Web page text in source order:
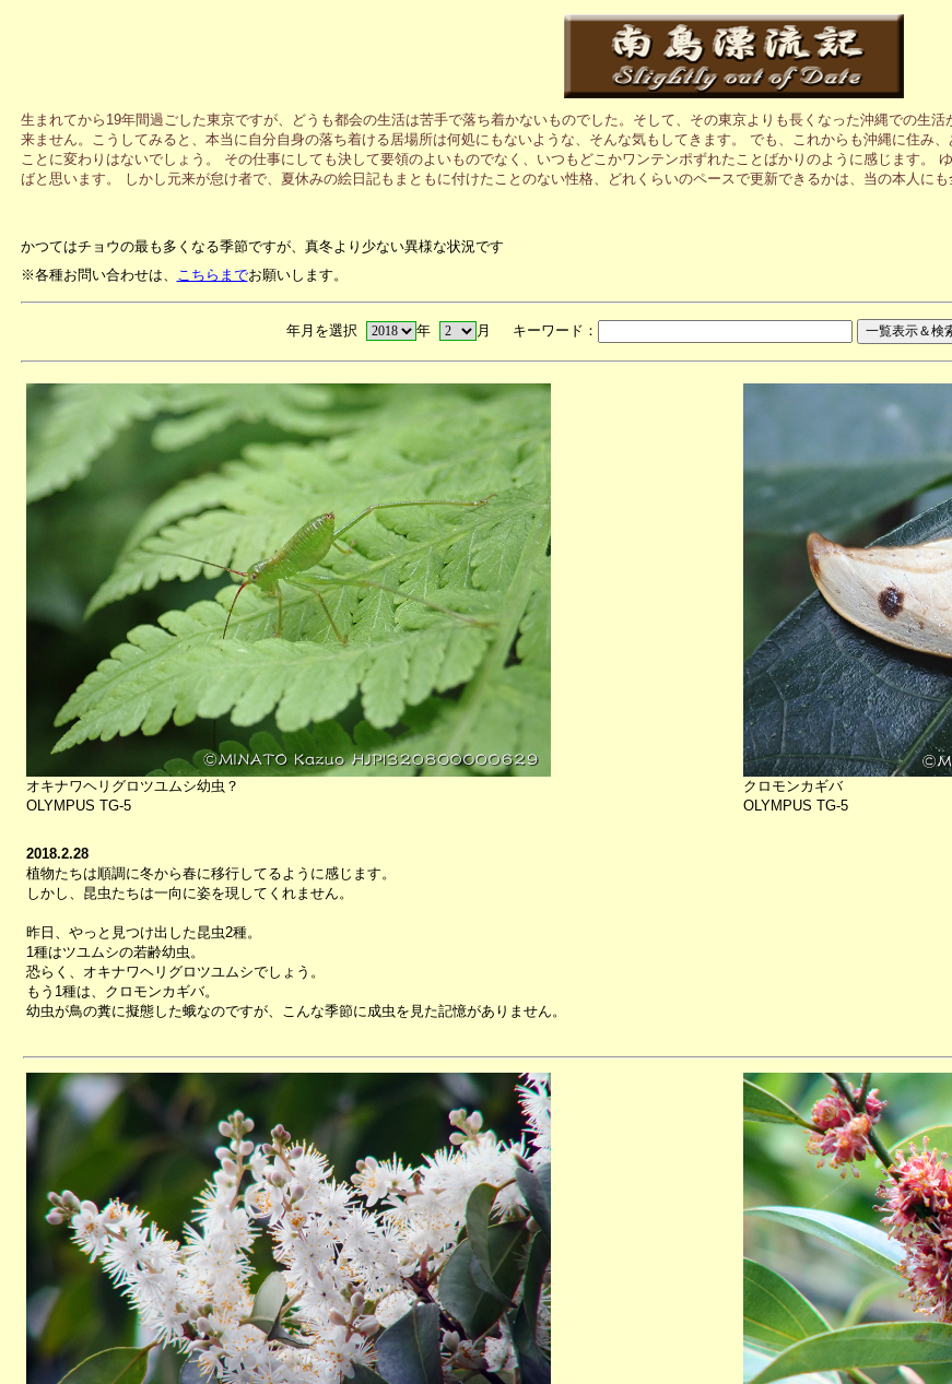
生まれてから19年間過ごした東京ですが、どうも都会の生活は苦手で落ち着かないものでした。そして、その東京よりも長くなった沖縄での生
来ません。こうしてみると、本当に自分自身の落ち着ける居場所は何処にもないような、そんな気もしてきます。 でも、これからも沖縄に住み
ことに変わりはないでしょう。 その仕事にしても決して要領のよいものでなく、いつもどこかワンテンポずれたことばかりのように感じます。
ばと思います。 しかし元来が怠け者で、夏休みの絵日記もまともに付けたことのない性格、どれくらいのペースで更新できるかは、当の本人にも
かつてはチョウの最も多くなる季節ですが、真冬より少ない異様な状況です
※各種お問い合わせは、 こちらまでお願いします。
年月を選択 年 月 キーワード：
オキナワヘリグロツユムシ幼虫？
OLYMPUS TG-5
クロモンカギバ
OLYMPUS TG-5
2018.2.28
植物たちは順調に冬から春に移行してるように感じます。
しかし、昆虫たちは一向に姿を現してくれません。
昨日、やっと見つけ出した昆虫2種。
1種はツユムシの若齢幼虫。
恐らく、オキナワヘリグロツユムシでしょう。
もう1種は、クロモンカギバ。
幼虫が鳥の糞に擬態した蛾なのですが、こんな季節に成虫を見た記憶がありません。